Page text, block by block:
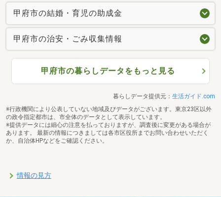
甲府市の結婚・育児の助成金
甲府市の治安・ごみ収集情報
甲府市の暮らしデータをもっと見る
暮らしデータ提供元： 生活ガイド.com
※行政機関により公表していない地域及びデータがございます。東京23区以外
の政令指定都市は、市全体のデータとして表示しています。
※提供データには細心の注意を払っておりますが、調査後に変更がある場合が
あります。 最新の情報につきましては各市区役所までお問い合わせいただく
か、自治体HPなどをご確認ください。
情報の見方